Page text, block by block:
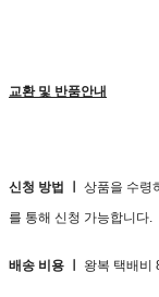
교환 및 반품안내
신청 방법 ㅣ 상품을 수령
를 통해 신청 가능합니다.
배송 비용 ㅣ 왕복 택배비